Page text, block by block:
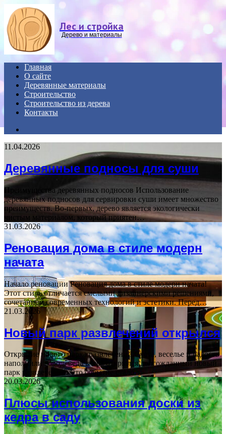
Лес и стройка
Дерево и материалы
Главная
О сайте
Деревянные материалы
Строительство
Строительство из дерева
Контакты
11.04.2026
Деревянные подносы для суши
Преимущества деревянных подносов Использование
деревянных подносов для сервировки суши имеет множество
преимуществ. Во-первых, дерево является экологически
чистым материалом, который приятен…
31.03.2026
Реновация дома в стиле модерн
начата
Начало реновации Реновация дома в стиле модерн начата!
Этот стиль отличается смелыми дизайнерскими решениями,
сочетанием современных технологий и эстетики. Перед…
21.03.2026
Новый парк развлечений открылся
Открытие нового парка развлечений Суета, веселье и радость
наполнили город, ведь вчера открылся долгожданный новый
парк развлечений. Это событие стало…
20.03.2026
Плюсы использования доски из
кедра в саду